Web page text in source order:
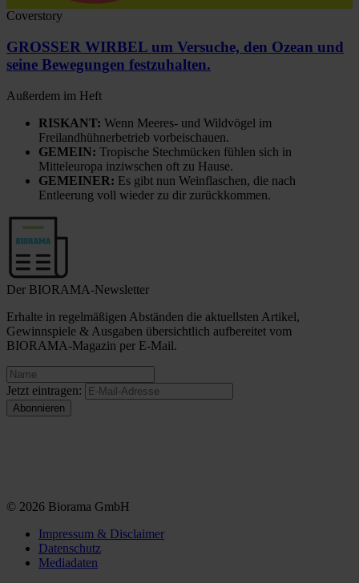
Coverstory
GROSSER WIRBEL um Versuche, den Ozean und
seine Bewegungen festzuhalten.
Außerdem im Heft
RISKANT: Wenn Meeres- und Wildvögel im
Freilandhühnerbetrieb vorbeischauen.
GEMEIN: Tropische Stechmücken fühlen sich in
Mitteleuropa inziwschen oft zu Hause.
GEMEINER: Es gibt nun Weinflaschen, die nach
Entleerung voll wieder zu dir zurückkommen.
Der BIORAMA-Newsletter
Erhalte in regelmäßigen Abständen die aktuellsten Artikel,
Gewinnspiele & Ausgaben übersichtlich aufbereitet vom
BIORAMA-Magazin per E-Mail.
Jetzt eintragen:
© 2026 Biorama GmbH
Impressum & Disclaimer
Datenschutz
Mediadaten